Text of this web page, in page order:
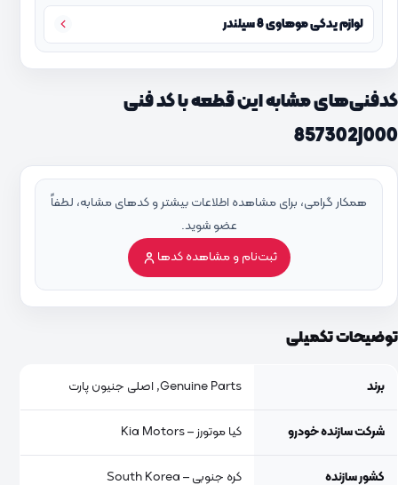
لوازم یدکی موهاوی 8 سیلندر
کدفنی‌های مشابه این قطعه با کد فنی
857302J000
همکار گرامی، برای مشاهده اطلاعات بیشتر و کدهای مشابه، لطفاً
عضو شوید.
ثبت‌نام و مشاهده کدها
توضیحات تکمیلی
برند Genuine Parts, اصلی جنیون پارت
شرکت سازنده خودرو کیا موتورز – Kia Motors
کشور سازنده کره جنوبی – South Korea